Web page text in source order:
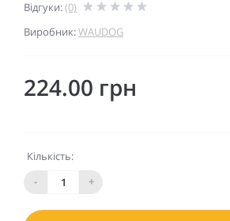
Відгуки:(0)
Виробник:WAUDOG
224.00 грн
Кількість:
-
+